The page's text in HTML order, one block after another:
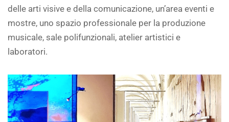
delle arti visive e della comunicazione, un’area eventi e
mostre, uno spazio professionale per la produzione
musicale, sale polifunzionali, atelier artistici e
laboratori.